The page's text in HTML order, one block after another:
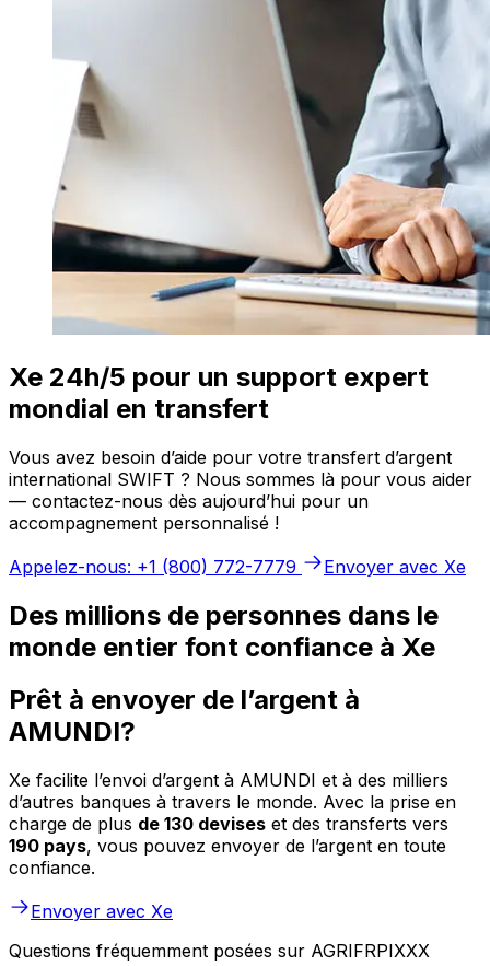
Xe 24h/5 pour un support expert
mondial en transfert
Vous avez besoin d’aide pour votre transfert d’argent
international SWIFT ? Nous sommes là pour vous aider
— contactez-nous dès aujourd’hui pour un
accompagnement personnalisé !
Appelez-nous: +1 (800) 772-7779
Envoyer avec Xe
Des millions de personnes dans le
monde entier font confiance à Xe
Prêt à envoyer de l’argent à
AMUNDI?
Xe facilite l’envoi d’argent à AMUNDI et à des milliers
d’autres banques à travers le monde. Avec la prise en
charge de plus de 130 devises et des transferts vers
190 pays, vous pouvez envoyer de l’argent en toute
confiance.
Envoyer avec Xe
Questions fréquemment posées sur AGRIFRPIXXX